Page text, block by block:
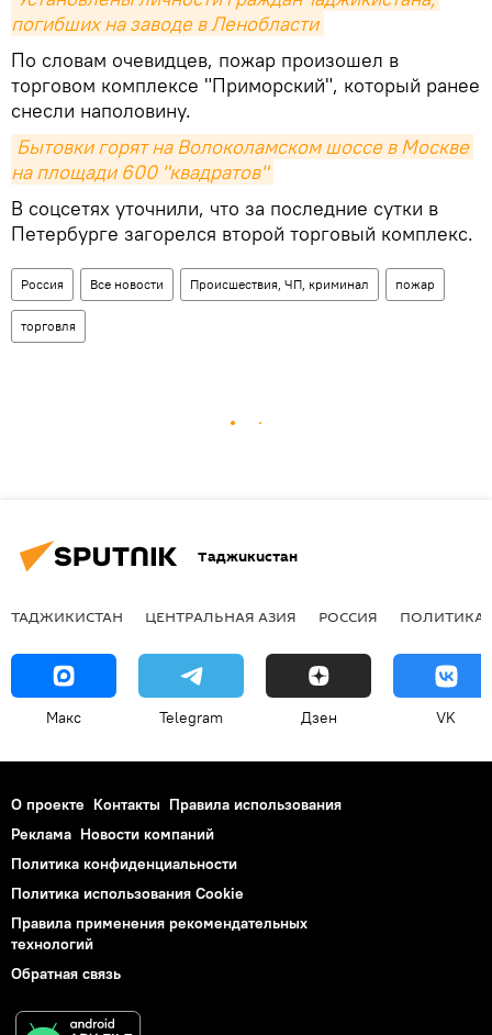
погибших на заводе в Ленобласти
По словам очевидцев, пожар произошел в
торговом комплексе "Приморский", который ранее
снесли наполовину.
Бытовки горят на Волоколамском шоссе в Москве
на площади 600 "квадратов"
В соцсетях уточнили, что за последние сутки в
Петербурге загорелся второй торговый комплекс.
Россия Все новости Происшествия, ЧП, криминал пожар
торговля
Таджикистан
ТАДЖИКИСТАН ЦЕНТРАЛЬНАЯ АЗИЯ РОССИЯ ПОЛИТИКА
Макс Telegram Дзен VK
О проекте Контакты Правила использования
Реклама Новости компаний
Политика конфиденциальности
Политика использования Cookie
Правила применения рекомендательных
технологий
Обратная связь